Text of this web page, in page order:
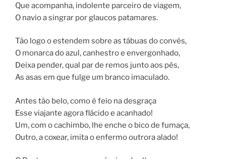
Que acompanha, indolente parceiro de viagem,
O navio a singrar por glaucos patamares.
Tão logo o estendem sobre as tábuas do convés,
O monarca do azul, canhestro e envergonhado,
Deixa pender, qual par de remos junto aos pés,
As asas em que fulge um branco imaculado.
Antes tão belo, como é feio na desgraça
Esse viajante agora flácido e acanhado!
Um, com o cachimbo, lhe enche o bico de fumaça,
Outro, a coxear, imita o enfermo outrora alado!